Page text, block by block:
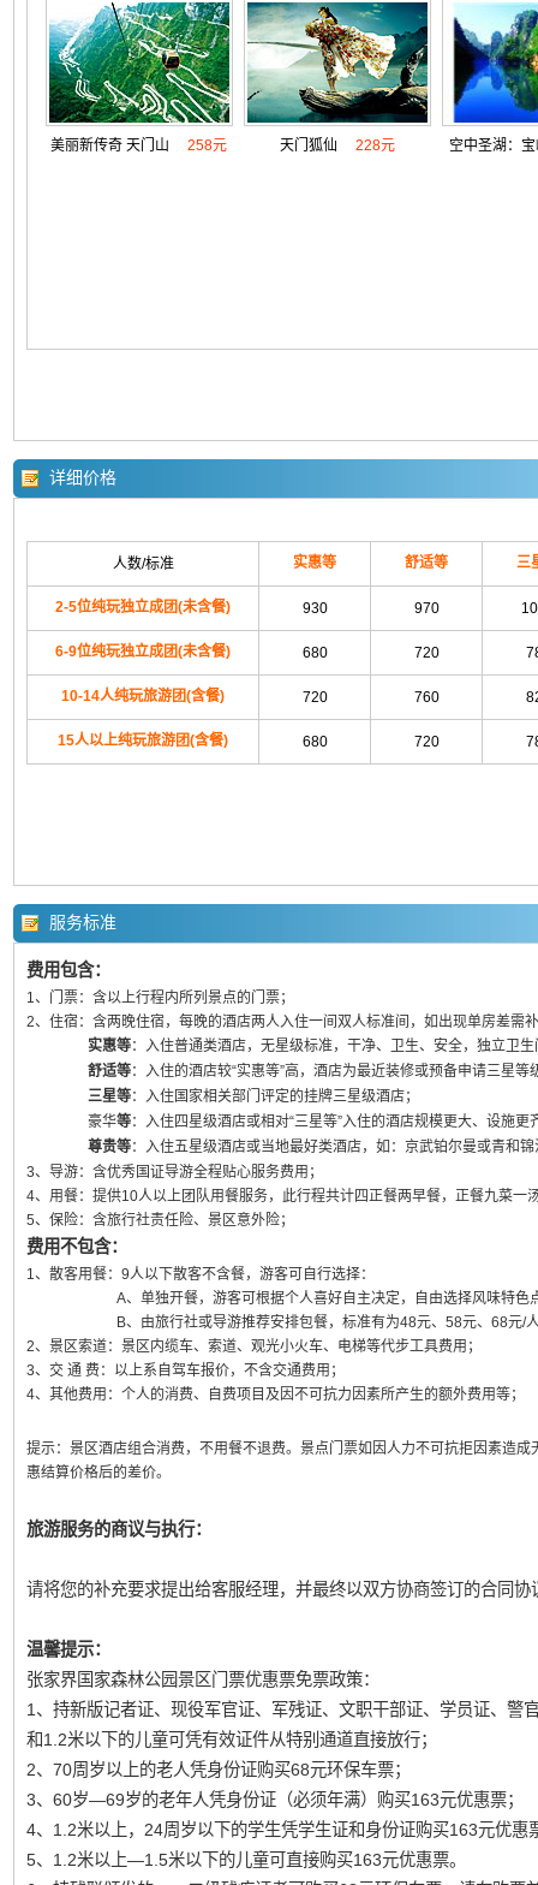
美丽新传奇 天门山 258元 天门狐仙 228元 空中圣湖：
详细价格
人数/标准 实惠等 舒适等 三
2-5位纯玩独立成团(未含餐) 930 970
6-9位纯玩独立成团(未含餐) 680 720
10-14人纯玩旅游团(含餐) 720 760
15人以上纯玩旅游团(含餐) 680 720
服务标准
费用包含：
1、门票：含以上行程内所列景点的门票；
2、住宿：含两晚住宿，每晚的酒店两人入住一间双人标准间，如出现单房差需
实惠等：入住普通类酒店，无星级标准，干净、卫生、安全，独立卫
舒适等：入住的酒店较“实惠等”高，酒店为最近装修或预备申请三星等
三星等：入住国家相关部门评定的挂牌三星级酒店；
豪华等：入住四星级酒店或相对“三星等”入住的酒店规模更大、设施
尊贵等：入住五星级酒店或当地最好类酒店，如：京武铂尔曼或青和
3、导游：含优秀国证导游全程贴心服务费用；
4、用餐：提供10人以上团队用餐服务，此行程共计四正餐两早餐，正餐九菜一
5、保险：含旅行社责任险、景区意外险；
费用不包含：
1、散客用餐：9人以下散客不含餐，游客可自行选择：
A、单独开餐，游客可根据个人喜好自主决定，自由选择风味特色
B、由旅行社或导游推荐安排包餐，标准有为48元、58元、68元/人.
2、景区索道：景区内缆车、索道、观光小火车、电梯等代步工具费用；
3、交 通 费：以上系自驾车报价，不含交通费用；
4、其他费用：个人的消费、自费项目及因不可抗力因素所产生的额外费用等；
提示： 景区酒店组合消费，不用餐不退费。景点门票如因人力不可抗拒因素造
惠结算价格后的差价。
旅游服务的商议与执行：
请将您的补充要求提出给客服经理，并最终以双方协商签订的合同协
温馨提示：
张家界国家森林公园景区门票优惠票免票政策：
1、持新版记者证、现役军官证、军残证、文职干部证、学员证、警
和1.2米以下的儿童可凭有效证件从特别通道直接放行；
2、70周岁以上的老人凭身份证购买68元环保车票；
3、60岁—69岁的老年人凭身份证（必须年满）购买163元优惠票；
4、1.2米以上，24周岁以下的学生凭学生证和身份证购买163元优惠
5、1.2米以上—1.5米以下的儿童可直接购买163元优惠票。